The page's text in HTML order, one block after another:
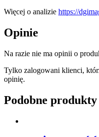
Więcej o analizie https://
Opinie
Na razie nie ma opinii o
Tylko zalogowani klienci,
opinię.
Podobne produkty